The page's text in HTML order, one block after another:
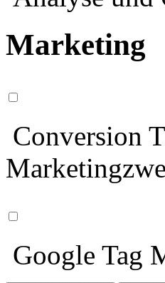
Marketing
Conversion
Google Tag